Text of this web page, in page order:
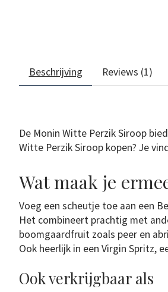
Beschrijving Reviews (1)
De Monin Witte Perzik Siroop
Witte Perzik Siroop kopen? Je
Wat maak je
Voeg een scheutje toe aan een
Het combineert prachtig met
boomgaardfruit zoals peer en
Ook heerlijk in een Virgin Spritz,
Ook verkrijgbaar als